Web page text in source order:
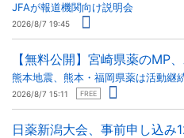
JFAが報道機関向け説明会
2026/8/7 19:45
【無料公開】宮崎県薬のMP
熊本地震、熊本・福岡県薬は活動継
2026/8/7 15:11 FREE
日薬新潟大会、事前申し込み